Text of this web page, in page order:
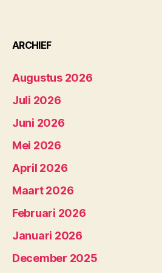
ARCHIEF
Augustus 2026
Juli 2026
Juni 2026
Mei 2026
April 2026
Maart 2026
Februari 2026
Januari 2026
December 2025